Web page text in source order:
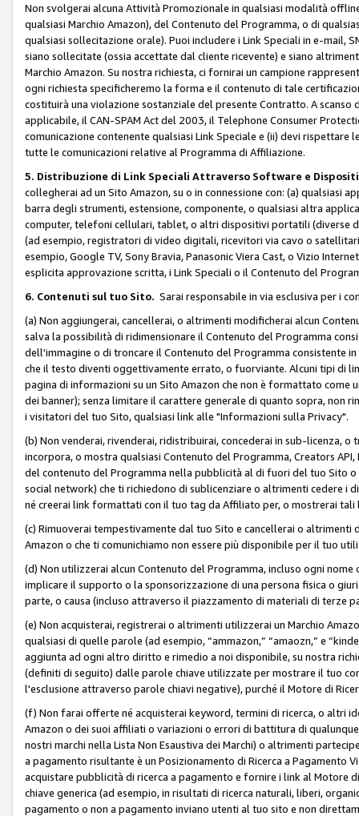
Non svolgerai alcuna Attività Promozionale in qualsiasi modalità
qualsiasi Marchio Amazon), del Contenuto del Programma, o di
qualsiasi sollecitazione orale). Puoi includere i Link Speciali in e-mail,
siano sollecitate (ossia accettate dal cliente ricevente) e siano
Marchio Amazon. Su nostra richiesta, ci fornirai un campione
ogni richiesta specificheremo la forma e il contenuto di tale
costituirà una violazione sostanziale del presente Contratto. A
applicabile, il CAN-SPAM Act del 2003, il Telephone Consumer
comunicazione contenente qualsiasi Link Speciale e (ii) devi
tutte le comunicazioni relative al Programma di Affiliazione.
5. Distribuzione di Link Speciali Attraverso Software e
collegherai ad un Sito Amazon, su o in connessione con: (a)
barra degli strumenti, estensione, componente, o qualsiasi altra
computer, telefoni cellulari, tablet, o altri dispositivi portatili (diverse
(ad esempio, registratori di video digitali, ricevitori via cavo o
esempio, Google TV, Sony Bravia, Panasonic Viera Cast, o Vizio
esplicita approvazione scritta, i Link Speciali o il Contenuto del
6. Contenuti sul tuo Sito. Sarai responsabile in via esclusiva per i
(a) Non aggiungerai, cancellerai, o altrimenti modificherai alcun
salva la possibilità di ridimensionare il Contenuto del Programma
dell'immagine o di troncare il Contenuto del Programma consistente
che il testo diventi oggettivamente errato, o fuorviante. Alcuni tipi di
pagina di informazioni su un Sito Amazon che non è formattato
dei banner); senza limitare il carattere generale di quanto sopra, non
i visitatori del tuo Sito, qualsiasi link alle "Informazioni sulla Privacy".
(b) Non venderai, rivenderai, ridistribuirai, concederai in sub-licenza,
incorpora, o mostra qualsiasi Contenuto del Programma, Creators
del contenuto del Programma nella pubblicità al di fuori del tuo Sito
social network) che ti richiedono di sublicenziare o altrimenti cedere i
né creerai link formattati con il tuo tag da Affiliato per, o mostrerai tali
(c) Rimuoverai tempestivamente dal tuo Sito e cancellerai o
Amazon o che ti comunichiamo non essere più disponibile per il tuo
(d) Non utilizzerai alcun Contenuto del Programma, incluso ogni
implicare il supporto o la sponsorizzazione di una persona fisica o
parte, o causa (incluso attraverso il piazzamento di materiali di terze
(e) Non acquisterai, registrerai o altrimenti utilizzerai un Marchio
qualsiasi di quelle parole (ad esempio, “ammazon,” “amaozn,” e
aggiunta ad ogni altro diritto e rimedio a noi disponibile, su nostra
(definiti di seguito) dalle parole chiave utilizzate per mostrare il tuo
l'esclusione attraverso parole chiavi negative), purché il Motore di
(f) Non farai offerte né acquisterai keyword, termini di ricerca, o altri
Amazon o dei suoi affiliati o variazioni o errori di battitura di
nostri marchi nella Lista Non Esaustiva dei Marchi) o altrimenti
a pagamento risultante è un Posizionamento di Ricerca a Pagamento
acquistare pubblicità di ricerca a pagamento e fornire i link al Motore
chiave generica (ad esempio, in risultati di ricerca naturali, liberi,
pagamento o non a pagamento inviano utenti al tuo sito e non